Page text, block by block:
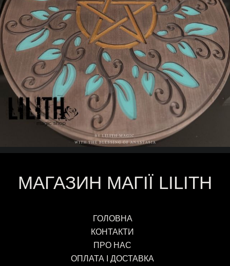
МАГАЗИН МАГІЇ LILITH
ГОЛОВНА
КОНТАКТИ
ПРО НАС
ОПЛАТА І ДОСТАВКА